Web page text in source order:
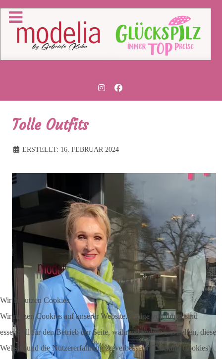
Tolle Outfits
ERSTELLT: 16. FEBRUAR 2024
Wir benutzen Cookies
Wir nutzen Cookies auf unserer Website. Einige von ihnen sind
essenziell für den Betrieb der Seite, während andere uns helfen, diese
Website und die Nutzererfahrung zu verbessern (Tracking Cookies).